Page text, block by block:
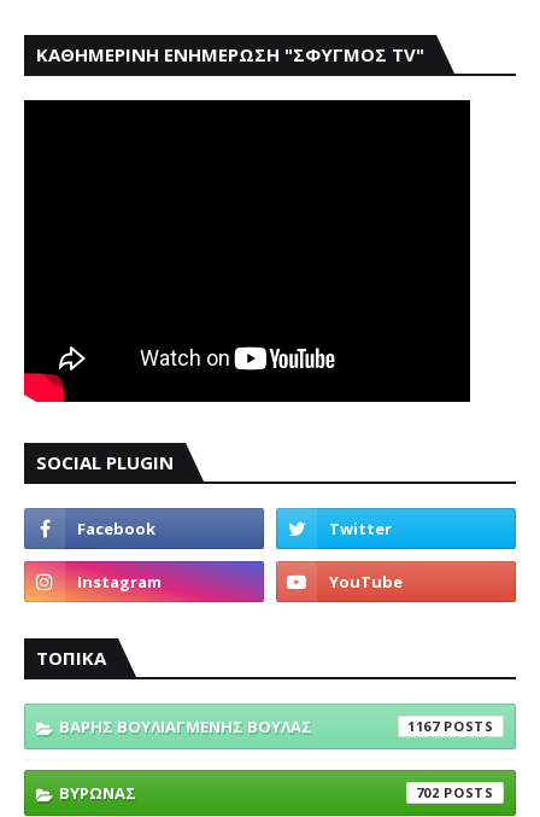
ΚΑΘΗΜΕΡΙΝΗ ΕΝΗΜΕΡΩΣΗ "ΣΦΥΓΜΟΣ TV"
SOCIAL PLUGIN
ΤΟΠΙΚΑ
ΒΑΡΗΣ ΒΟΥΛΙΑΓΜΕΝΗΣ ΒΟΥΛΑΣ 1167
ΒΥΡΩΝΑΣ 702